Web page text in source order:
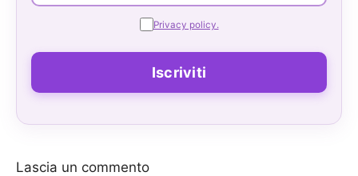
Privacy policy.
Lascia un commento